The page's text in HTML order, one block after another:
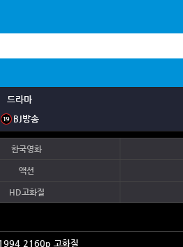
드라마
BJ방송
한국영화
액션
HD고화질
2160p 고화질